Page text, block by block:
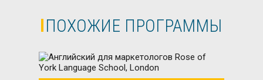
ПОХОЖИЕ ПРОГРАММЫ